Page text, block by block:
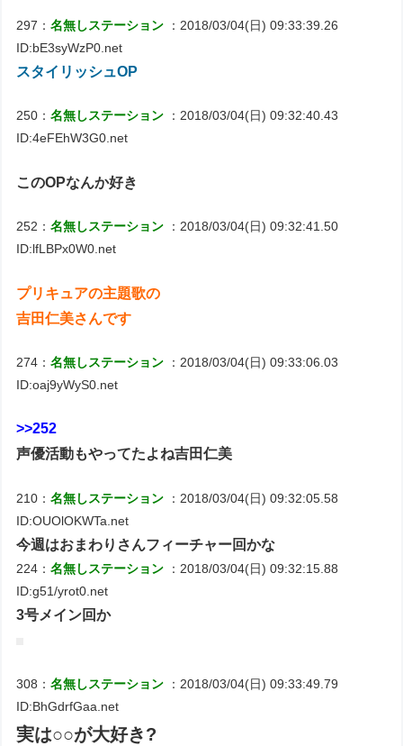
297：名無しステーション
：2018/03/04(日) 09:33:39.26
ID:bE3syWzP0.net
スタイリッシュOP
250：名無しステーション
：2018/03/04(日) 09:32:40.43
ID:4eFEhW3G0.net
このOPなんか好き
252：名無しステーション
：2018/03/04(日) 09:32:41.50
ID:lfLBPx0W0.net
プリキュアの主題歌の
吉田仁美さんです
274：名無しステーション
：2018/03/04(日) 09:33:06.03
ID:oaj9yWyS0.net
>>252
声優活動もやってたよね吉田仁美
210：名無しステーション
：2018/03/04(日) 09:32:05.58
ID:OUOlOKWTa.net
今週はおまわりさんフィーチャー回かな
224：名無しステーション
：2018/03/04(日) 09:32:15.88
ID:g51/yrot0.net
3号メイン回か
308：名無しステーション
：2018/03/04(日) 09:33:49.79
ID:BhGdrfGaa.net
実は○○が大好き?